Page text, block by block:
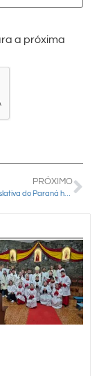
a próxima
PRÓXIMO
Assembleia Legislativa do Paraná homenageia Dom Amilton Manoel da Silva em Guarapuava